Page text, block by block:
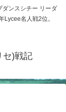
ダンスシチー リーダ
名人戦2位。
セ)戦記